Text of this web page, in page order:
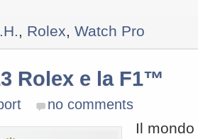
Rolex Watch Pro
Rolex e la F1™
no comments
Il